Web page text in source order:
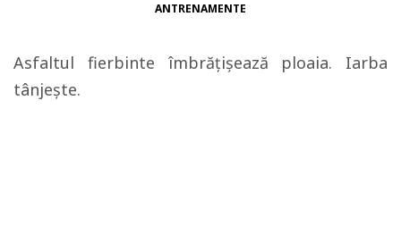
ANTRENAMENTE
Asfaltul fierbinte îmbrăţişează ploaia. Iarba
tânjeşte.